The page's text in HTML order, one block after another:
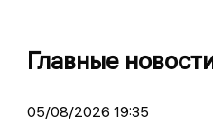
Главные
05/08/2026 19:35